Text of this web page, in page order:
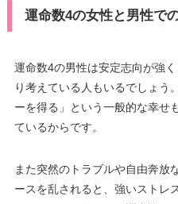
運命数4の女性と男性で
運命数4の男性は安定志向が強
り考えている人もいるでしょう
ーを得る」という一般的な幸せ
ているからです。
また突然のトラブルや自由奔放
ースを乱されると、強いストレ